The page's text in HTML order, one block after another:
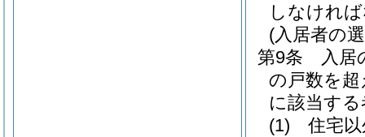
しなけれ
(入居者の
第9条
入居
の戸数を
に該当す
(1)
住宅